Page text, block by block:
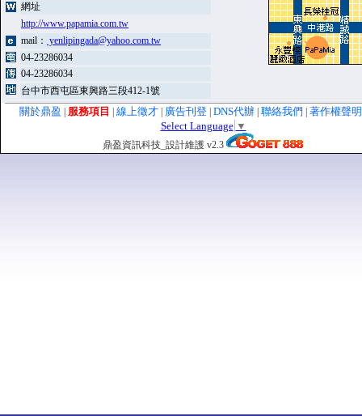
網址
http://www.papamia.com.tw
mail： yenlipingada@yahoo.com.tw
04-23286034
04-23286034
台中市西屯區東興路三段412-1號
關於鼎盈 服務項目 線上徵才 廣告刊登 DNS代辦 聯絡我們 著作權
Select Language ▼
鼎盈資訊科技_設計維護 v2.3